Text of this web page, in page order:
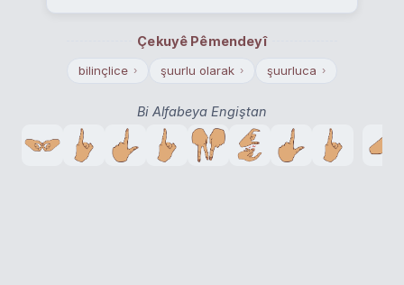
Çekuyê Pêmendeyî
bilinçlice › şuurlu olarak › şuurluca ›
Bi Alfabeya Engiştan